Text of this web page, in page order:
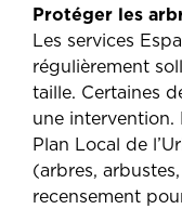
Protéger les
Les services
régulièrement
taille. Certaines
une intervention.
Plan Local de
(arbres,
recensement